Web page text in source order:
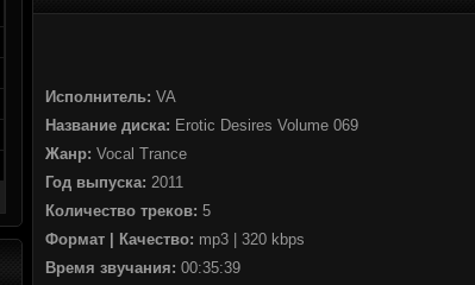
Исполнитель: VA
Название диска: Erotic Desires Volume 069
Жанр: Vocal Trance
Год выпуска: 2011
Количество треков: 5
Формат | Качество: mp3 | 320 kbps
Время звучания: 00:35:39